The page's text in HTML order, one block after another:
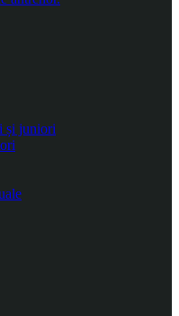
și juniori